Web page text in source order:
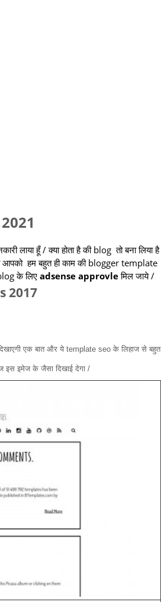
लाया हूँ / क्या होता है की blog तो बना लिया है
आपको हम बहुत ही काम की blogger template
के लिए adsense approvleमिल जाये /
2017
एक बात और ये template seo के लिहाज से बहुत
इस इमेज के जैसा दिखाई देगा /